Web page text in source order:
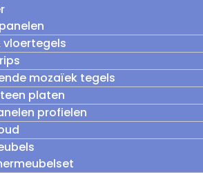
vloertegels
mozaïek tegels
platen
profielen